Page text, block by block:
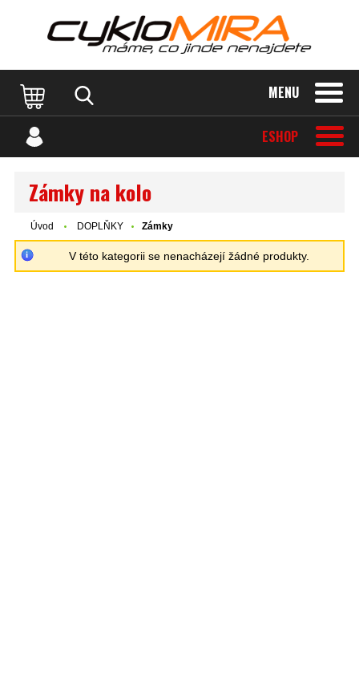
MENU
ESHOP
Zámky na kolo
Úvod DOPLŇKY Zámky
V této kategorii se nenacházejí žádné produkty.